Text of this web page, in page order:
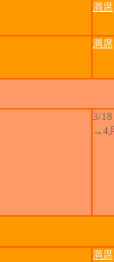
満席
満席
3/
→4
満席